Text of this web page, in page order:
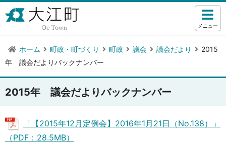
メニュー
ホーム 町政・町づくり 町政 議会 議会だより
2015
年 議会だよりバックナンバー
2015年 議会だよりバックナンバー
「【2015年12月定例会】2016年1月21日（No.138）」
（PDF：28.5MB）